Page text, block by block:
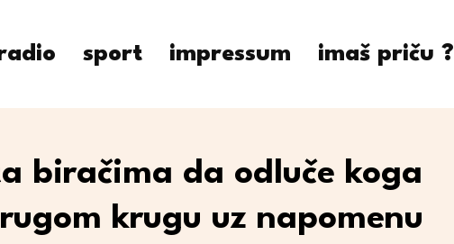
sport impressum imaš priču ?
biračima da odluče koga
krugu uz napomenu